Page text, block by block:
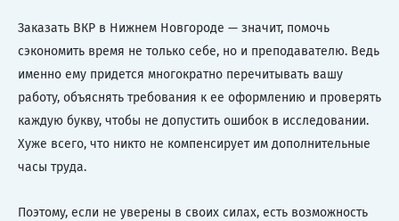
Заказать ВКР в Нижнем Новгороде — значит, помочь
сэкономить время не только себе, но и преподавателю. Ведь
именно ему придется многократно перечитывать вашу
работу, объяснять требования к ее оформлению и проверять
каждую букву, чтобы не допустить ошибок в исследовании.
Хуже всего, что никто не компенсирует им дополнительные
часы труда.
Поэтому, если не уверены в своих силах, есть возможность